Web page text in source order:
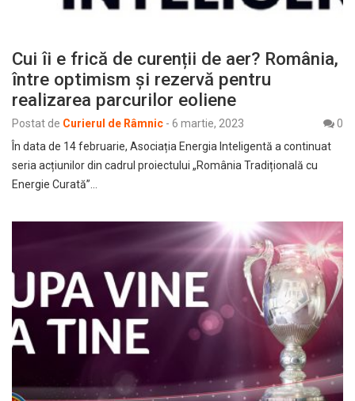
Cui îi e frică de curenții de aer? România,
între optimism și rezervă pentru
realizarea parcurilor eoliene
Postat de Curierul de Râmnic - 6 martie, 2023
0
În data de 14 februarie, Asociația Energia Inteligentă a continuat
seria acțiunilor din cadrul proiectului „România Tradițională cu
Energie Curată”…